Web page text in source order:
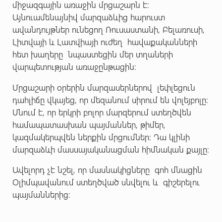
միջազգային առաջին մրցաշարն է:
Այնուամենայնիվ մարզաձևից հարուստ
ավանդույթներ ունեցող Ռուսաստանի, Բելառուսի,
Լիտվայի և Լատվիայի ուժեղ հավաքականների
հետ խաղերը նպաստեցին մեր տղաների
վարպետության առաջընթացին:
Մրցաշարի օրերին մարզասերներով լեփլեցուն
դահլիճը վկայեց, որ մեզանում սիրում են վոլեյբոլը:
Մնում է, որ երկրի բոլոր մարզերում ստեղծվեն
համապատասխան պայմաններ, թիմեր,
կազմակերպվեն ներքին մրցումներ: Դա կլինի
մարզաձևի մասսայականացման հիմնական քայլը:
Ավելորդ չէ նշել, որ մասնակիցները գոհ մնացին
Օլիմպավանում ստեղծված սնվելու և գիշերելու
պայմաններից: